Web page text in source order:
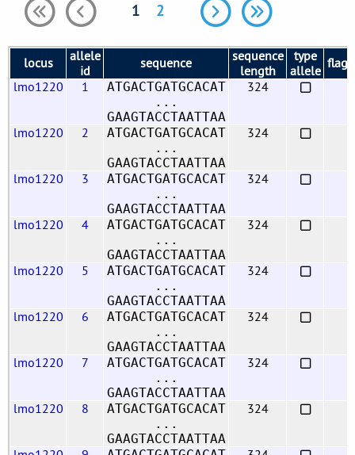
1 2
locus
allele
id
sequence
sequence
length
type
allele flags
lmo1220
1
ATGACTGATGCACAT
...
GAAGTACCTAATTAA
324
lmo1220 2
ATGACTGATGCACAT
...
GAAGTACCTAATTAA
324
lmo1220 3
ATGACTGATGCACAT
...
GAAGTACCTAATTAA
324
lmo1220 4
ATGACTGATGCACAT
...
GAAGTACCTAATTAA
324
lmo1220 5
ATGACTGATGCACAT
...
GAAGTACCTAATTAA
324
lmo1220 6
ATGACTGATGCACAT
...
GAAGTACCTAATTAA
324
lmo1220 7
ATGACTGATGCACAT
...
GAAGTACCTAATTAA
324
lmo1220 8
ATGACTGATGCACAT
...
GAAGTACCTAATTAA
324